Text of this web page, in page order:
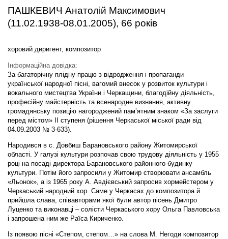
ПАШКЕВИЧ Анатолій Максимович
(11.02.1938-08.01.2005), 66 років
хоровий диригент, композитор
Інформаційна довідка:
За багаторічну плідну працю з відродження і пропаганди
української народної пісні, вагомий внесок у розвиток культури і
вокального мистецтва України і Черкащини, благодійну діяльність,
професійну майстерність та всенародне визнання, активну
громадянську позицію нагороджений пам’ятним знаком «За заслуги
перед містом» II ступеня (рішення Черкаської міської ради від
04.09.2003 № 3-633).
Народився в с. Довбиш Барановського району Житомирської
області. У галузі культури розпочав свою трудову діяльність у 1955
році на посаді директора Барановського районного будинку
культури. Потім його запросили у Житомир створювати ансамбль
«Льонок», а із 1965 року А. Авдієвський запросив хормейстером у
Черкаський народний хор. Саме у Черкасах до композитора й
прийшла слава, співавторами якої були автор пісень Дмитро
Луценко та виконавці – солісти Черкаського хору Ольга Павловська
і запрошена ним же Раїса Кириченко.
Із появою пісні «Степом, степом…» на слова М. Негоди композитор